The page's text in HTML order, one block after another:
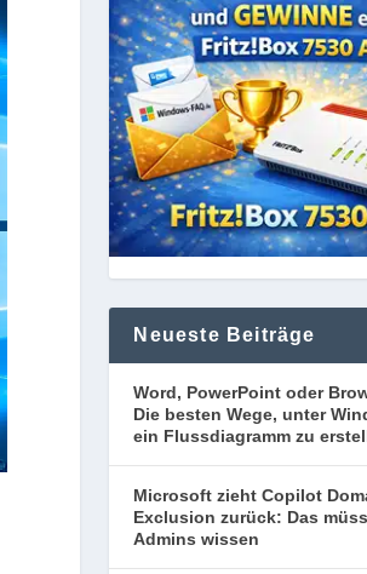
Neueste Beiträge
Word, PowerPoint oder
Die besten Wege, unter
ein Flussdiagramm zu
Microsoft zieht Copilot
Exclusion zurück: Das
Admins wissen